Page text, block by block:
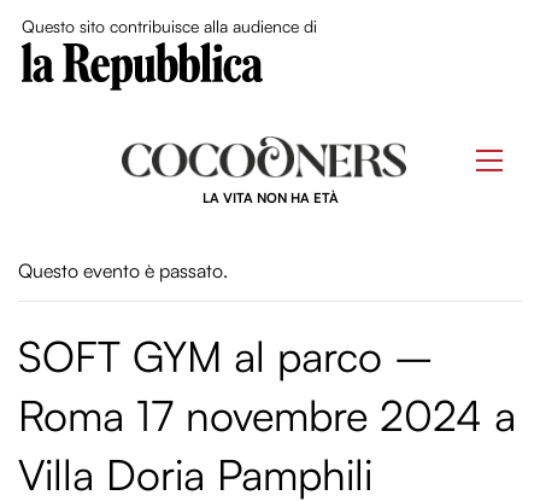
Questo sito contribuisce alla audience di
LA VITA NON HA ETÀ
Questo evento è passato.
SOFT GYM al parco –
Roma 17 novembre 2024 a
Villa Doria Pamphili